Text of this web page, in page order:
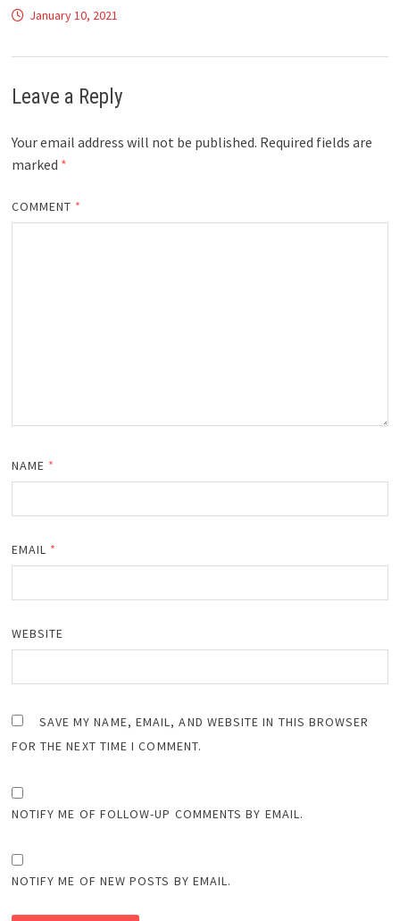
January 10, 2021
Leave a Reply
Your email address will not be published. Required fields are
marked *
COMMENT *
NAME *
EMAIL *
WEBSITE
SAVE MY NAME, EMAIL, AND WEBSITE IN THIS BROWSER
FOR THE NEXT TIME I COMMENT.
NOTIFY ME OF FOLLOW-UP COMMENTS BY EMAIL.
NOTIFY ME OF NEW POSTS BY EMAIL.